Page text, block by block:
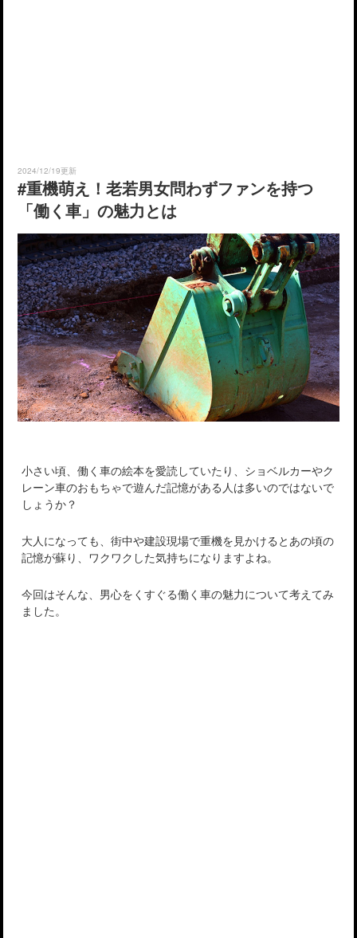
2024/12/19更新
#重機萌え！老若男女問わずファンを持つ
「働く車」の魅力とは
小さい頃、働く車の絵本を愛読していたり、ショベルカーやク
レーン車のおもちゃで遊んだ記憶がある人は多いのではないで
しょうか？
大人になっても、街中や建設現場で重機を見かけるとあの頃の
記憶が蘇り、ワクワクした気持ちになりますよね。
今回はそんな、男心をくすぐる働く車の魅力について考えてみ
ました。